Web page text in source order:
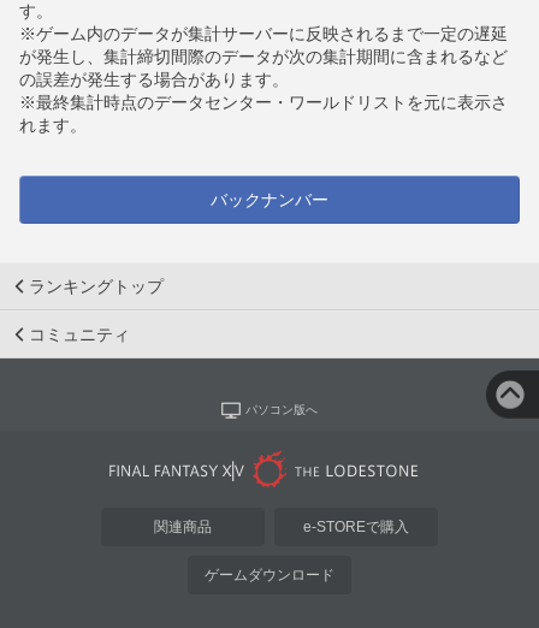
す。
※ゲーム内のデータが集計サーバーに反映されるまで一定の遅延
が発生し、集計締切間際のデータが次の集計期間に含まれるなど
の誤差が発生する場合があります。
※最終集計時点のデータセンター・ワールドリストを元に表示さ
れます。
バックナンバー
ランキングトップ
コミュニティ
パソコン版へ
関連商品 e-STOREで購入
ゲームダウンロード